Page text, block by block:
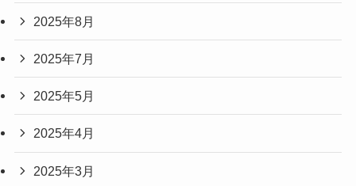
2025年8月
2025年7月
2025年5月
2025年4月
2025年3月